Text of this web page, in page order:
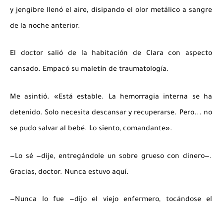
y jengibre llenó el aire, disipando el olor metálico a sangre
de la noche anterior.
El doctor salió de la habitación de Clara con aspecto
cansado. Empacó su maletín de traumatología.
Me asintió. «Está estable. La hemorragia interna se ha
detenido. Solo necesita descansar y recuperarse. Pero... no
se pudo salvar al bebé. Lo siento, comandante».
—Lo sé —dije, entregándole un sobre grueso con dinero—.
Gracias, doctor. Nunca estuvo aquí.
—Nunca lo fue —dijo el viejo enfermero, tocándose el